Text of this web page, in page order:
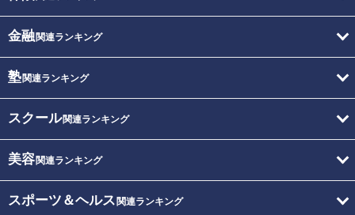
金融関連ランキング
塾関連ランキング
スクール関連ランキング
美容関連ランキング
スポーツ＆ヘルス 関連ランキング